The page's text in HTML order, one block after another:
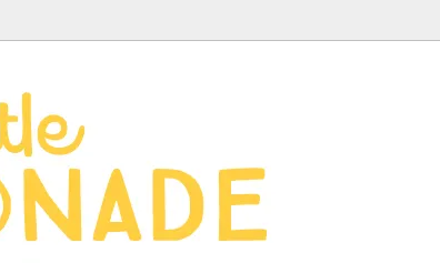
Goods - 雑貨 -
Brands
【出産ギフト特集】 出産祝
いにおすすめのアイテムを
ご紹介